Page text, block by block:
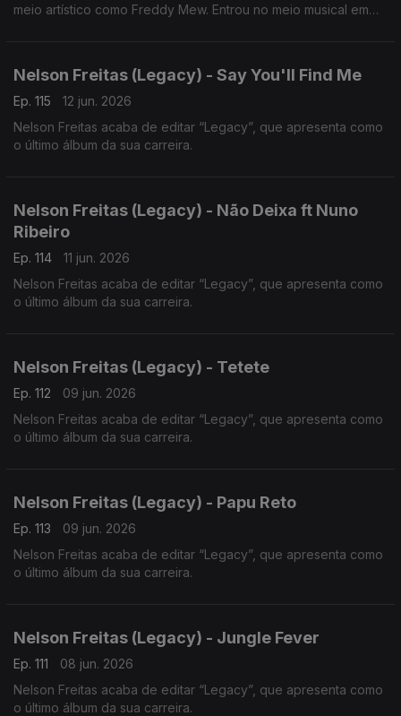
meio artístico como Freddy Mew. Entrou no meio musical em
Nelson Freitas (Legacy) - Say You'll Find Me
Ep. 115
12 jun. 2026
Nelson Freitas acaba de editar “Legacy”, que apresenta como
o último álbum da sua carreira.
Nelson Freitas (Legacy) - Não Deixa ft Nuno
Ribeiro
Ep. 114
11 jun. 2026
Nelson Freitas acaba de editar “Legacy”, que apresenta como
o último álbum da sua carreira.
Nelson Freitas (Legacy) - Tetete
Ep. 112
09 jun. 2026
Nelson Freitas acaba de editar “Legacy”, que apresenta como
o último álbum da sua carreira.
Nelson Freitas (Legacy) - Papu Reto
Ep. 113
09 jun. 2026
Nelson Freitas acaba de editar “Legacy”, que apresenta como
o último álbum da sua carreira.
Nelson Freitas (Legacy) - Jungle Fever
Ep. 111
08 jun. 2026
Nelson Freitas acaba de editar “Legacy”, que apresenta como
o último álbum da sua carreira.